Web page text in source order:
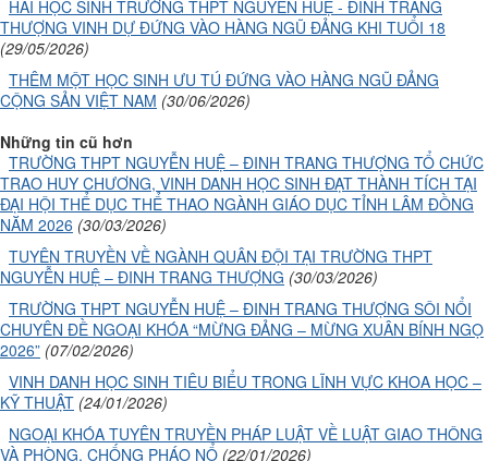
HAI HỌC SINH TRƯỜNG THPT NGUYỄN HUỆ - ĐINH TRANG
THƯỢNG VINH DỰ ĐỨNG VÀO HÀNG NGŨ ĐẢNG KHI TUỔI 18
(29/05/2026)
THÊM MỘT HỌC SINH ƯU TÚ ĐỨNG VÀO HÀNG NGŨ ĐẢNG
CỘNG SẢN VIỆT NAM (30/06/2026)
Những tin cũ hơn
TRƯỜNG THPT NGUYỄN HUỆ – ĐINH TRANG THƯỢNG TỔ CHỨC
TRAO HUY CHƯƠNG, VINH DANH HỌC SINH ĐẠT THÀNH TÍCH TẠI
ĐẠI HỘI THỂ DỤC THỂ THAO NGÀNH GIÁO DỤC TỈNH LÂM ĐỒNG
NĂM 2026 (30/03/2026)
TUYÊN TRUYỀN VỀ NGÀNH QUÂN ĐỘI TẠI TRƯỜNG THPT
NGUYỄN HUỆ – ĐINH TRANG THƯỢNG (30/03/2026)
TRƯỜNG THPT NGUYỄN HUỆ – ĐINH TRANG THƯỢNG SÔI NỔI
CHUYÊN ĐỀ NGOẠI KHÓA “MỪNG ĐẢNG – MỪNG XUÂN BÍNH NGỌ
2026” (07/02/2026)
VINH DANH HỌC SINH TIÊU BIỂU TRONG LĨNH VỰC KHOA HỌC –
KỸ THUẬT (24/01/2026)
NGOẠI KHÓA TUYÊN TRUYỀN PHÁP LUẬT VỀ LUẬT GIAO THÔNG
VÀ PHÒNG, CHỐNG PHÁO NỔ (22/01/2026)